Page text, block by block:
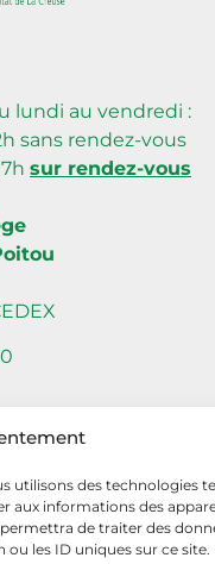
utilisons des technologies
aux informations des
de traiter des
les ID uniques sur ce site.
lundi au vendredi :
sans rendez-vous
sur rendez-vous